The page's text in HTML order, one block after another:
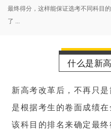
最终得分，这样能保证选考不同科目
了 ...
什么是新
新高考改革后，不再只
是根据考生的卷面成绩在
该科目的排名来确定最